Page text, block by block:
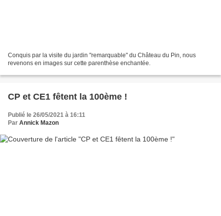
Conquis par la visite du jardin "remarquable" du Château du Pin, nous
revenons en images sur cette parenthèse enchantée.
CP et CE1 fêtent la 100ème !
Publié le 26/05/2021 à 16:11
Par Annick Mazon